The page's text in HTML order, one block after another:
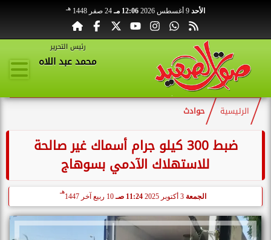
الأحد 12:06 مـ 24 صفر 1448 هـ
رئيس التحرير
محمد عبد اللاه
الرئيسية حوادث
ضبط 300 كيلو جرام أسماك غير صالحة
للاستهلاك الآدمي بسوهاج
الجمعة 11:24 صـ 10 ربيع آخر 1447
هـ